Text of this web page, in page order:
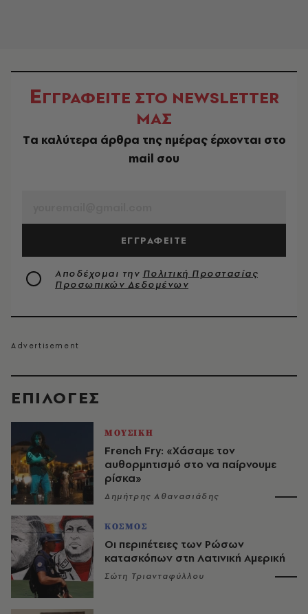
EΠΙΛΟΓΈΣ
ΜΟΥΣΙΚΗ
French Fry: «Χάσαμε τον
αυθορμητισμό στο να παίρνουμε
ρίσκα»
Δημήτρης Αθανασιάδης
ΚΟΣΜΟΣ
Οι περιπέτειες των Ρώσων
κατασκόπων στη Λατινική Αμερική
Σώτη Τριανταφύλλου
ΕΓΓΡΑΦΕΙΤΕ ΣΤΟ NEWSLETTER
ΜΑΣ
Tα καλύτερα άρθρα της ημέρας έρχονται στο
mail σου
ΕΓΓΡΑΦΕΙΤΕ
Αποδέχομαι την Πολιτική Προστασίας
Προσωπικών Δεδομένων